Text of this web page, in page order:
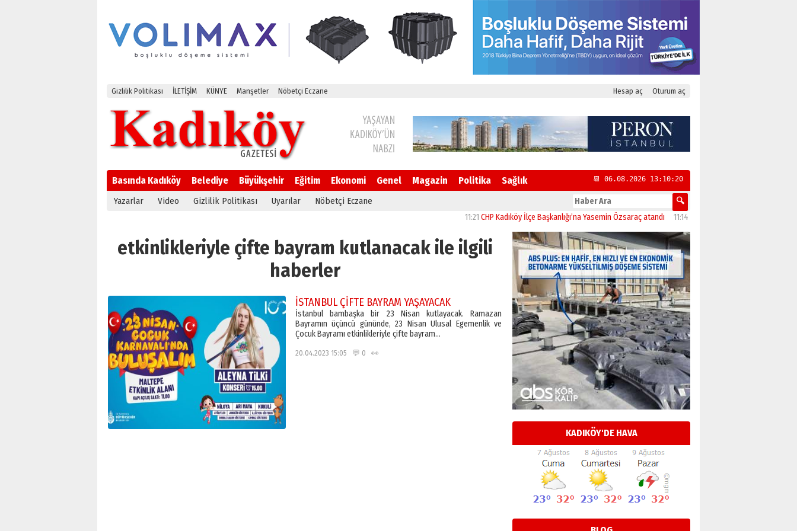
Gizlilik Politikası İLETİŞİM KÜNYE Manşetler Nöbetçi Eczane Hesap aç Oturum aç
Basında Kadıköy Belediye Büyükşehir Eğitim Ekonomi Genel Magazin Politika Sağlık 📆 06.08.2026 13:10:21
Yazarlar Video Gizlilik Politikası Uyarılar Nöbetçi Eczane
CHP Kadıköy İlçe Başkanlığı’na Yasemin Özsaraç atandı 11:14 İstanbul’da CHP’nin 23 İlçe Başkanı Belli
etkinlikleriyle çifte bayram kutlanacak ile ilgili
haberler
İSTANBUL ÇİFTE BAYRAM YAŞAYACAK
İstanbul bambaşka bir 23 Nisan kutlayacak. Ramazan
Bayramın üçüncü gününde, 23 Nisan Ulusal Egemenlik ve
Çocuk Bayramı etkinlikleriyle çifte bayram…
20.04.2023 15:05 💬 0 👀
KADIKÖY'DE HAVA